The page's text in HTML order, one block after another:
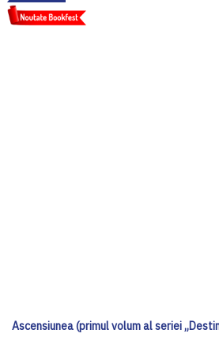
Ascensiunea (primul volum al seriei